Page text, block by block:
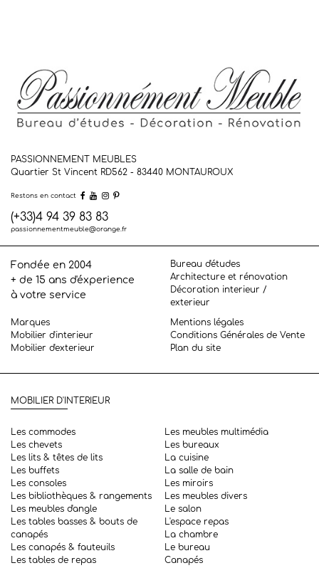
PASSIONNEMENT MEUBLES
Quartier St Vincent RD562 - 83440 MONTAUROUX
Restons en contact
(+33)4 94 39 83 83
passionnementmeuble@orange.fr
Fondée en 2004
+ de 15 ans d'éxperience
à votre service
Bureau d'études
Architecture et rénovation
Décoration interieur /
exterieur
Marques
Mobilier d'interieur
Mobilier d'exterieur
Mentions légales
Conditions Générales de Vente
Plan du site
MOBILIER D'INTERIEUR
Les commodes
Les chevets
Les lits & têtes de lits
Les buffets
Les consoles
Les bibliothèques & rangements
Les meubles d'angle
Les tables basses & bouts de
canapés
Les canapés & fauteuils
Les tables de repas
Les meubles multimédia
Les bureaux
La cuisine
La salle de bain
Les miroirs
Les meubles divers
Le salon
L'espace repas
La chambre
Le bureau
Canapés